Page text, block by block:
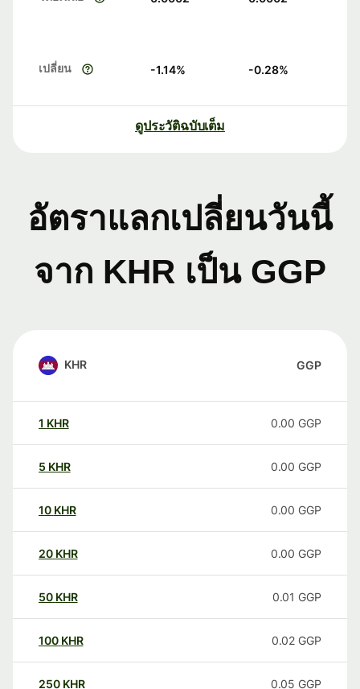
เปลี่ยน -1.14% -0.28%
ดูประวัติฉบับเต็ม
อัตราแลกเปลี่ยนวันนี้
จาก KHR เป็น GGP
KHR GGP
1 KHR 0.00 GGP
5 KHR 0.00 GGP
10 KHR 0.00 GGP
20 KHR 0.00 GGP
50 KHR 0.01 GGP
100 KHR 0.02 GGP
250 KHR 0.05 GGP